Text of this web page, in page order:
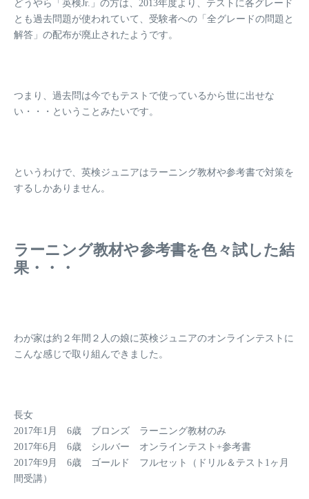
どうやら「英検Jr.」の方は、2013年度より、テストに各グレード
とも過去問題が使われていて 、受験者への「全グレードの問題と
解答」の配布が廃止されたようです。
つまり、過去問は今でもテストで使っているから世に出せな
い・・・ということみたいです。
というわけで、英検ジュニアはラーニング教材や参考書で対策を
するしかありません。
ラーニング教材や参考書を色々試した結
果・・・
わが家は約２年間２人の娘に英検ジュニアのオンラインテストに
こんな感じで取り組んできました。
長女
2017年1月 6歳 ブロンズ ラーニング教材のみ
2017年6月 6歳 シルバー オンラインテスト+参考書
2017年9月 6歳 ゴールド フルセット（ドリル＆テスト1ヶ月
間受講）